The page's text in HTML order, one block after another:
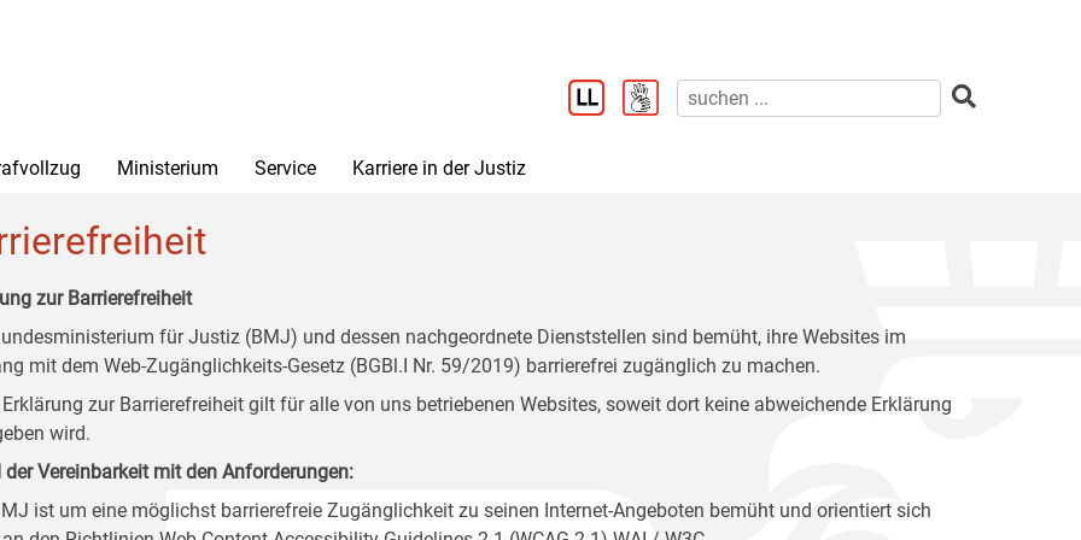
Ministerium Service Karriere in der Justiz
zur Barrierefreiheit
für Justiz (BMJ) und dessen nachgeordnete Dienststellen sind bemüht, ihre Websites im
mit dem Web-Zugänglichkeits-Gesetz (BGBl.I Nr. 59/2019) barrierefrei zugänglich zu machen.
Erklärung zur Barrierefreiheit gilt für alle von uns betriebenen Websites, soweit dort keine abweichende Erklärung
wird.
der Vereinbarkeit mit den Anforderungen:
ist um eine möglichst barrierefreie Zugänglichkeit zu seinen Internet-Angeboten bemüht und orientiert sich